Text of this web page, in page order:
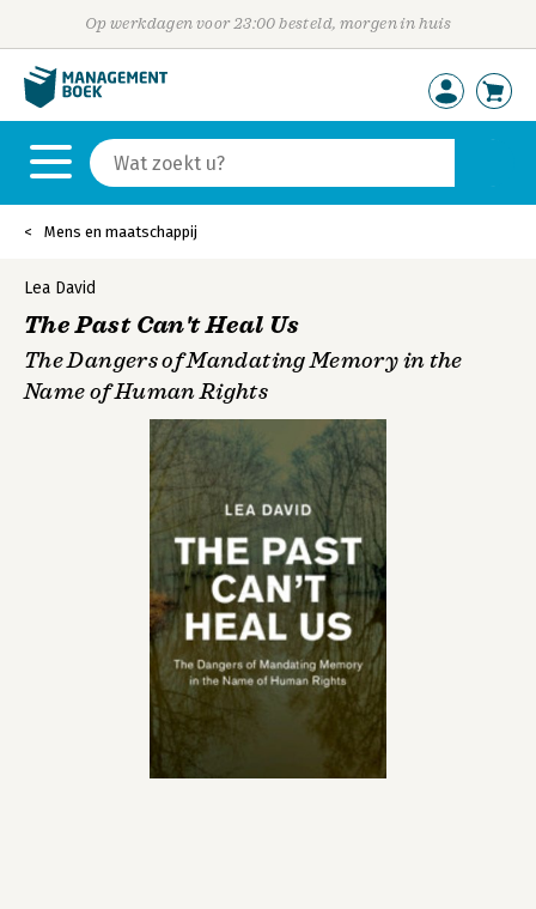
Op werkdagen voor 23:00 besteld, morgen in huis
Mens en maatschappij
Lea David
The Past Can't Heal Us
The Dangers of Mandating Memory in the
Name of Human Rights